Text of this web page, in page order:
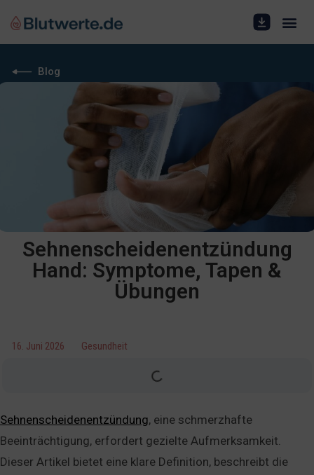
Blog
Sehnenscheidenentzündung
Hand: Symptome, Tapen &
Übungen
16. Juni 2026 Gesundheit
Sehnenscheidenentzündung, eine schmerzhafte
Beeinträchtigung, erfordert gezielte Aufmerksamkeit.
Dieser Artikel bietet eine klare Definition, beschreibt die